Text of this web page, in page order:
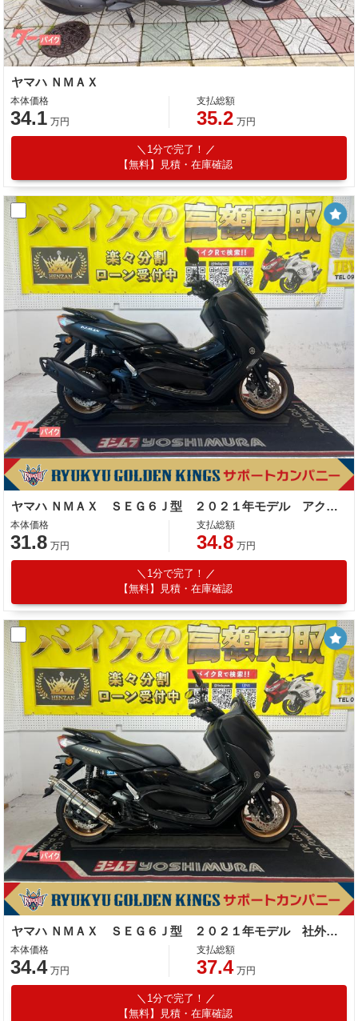
ヤマハ ＮＭＡＸ
本体価格
34.1 万円
支払総額
35.2 万円
1分で完了！
【無料】見積・在庫確認
ヤマハ ＮＭＡＸ ＳＥＧ６Ｊ型 ２０２１年モデル アクセサリーバー
本体価格
31.8 万円
支払総額
34.8 万円
1分で完了！
【無料】見積・在庫確認
ヤマハ ＮＭＡＸ ＳＥＧ６Ｊ型 ２０２１年モデル 社外マフラー レバー スマホホルダー サイドスタンド センタースタンド
本体価格
34.4 万円
支払総額
37.4 万円
1分で完了！
【無料】見積・在庫確認